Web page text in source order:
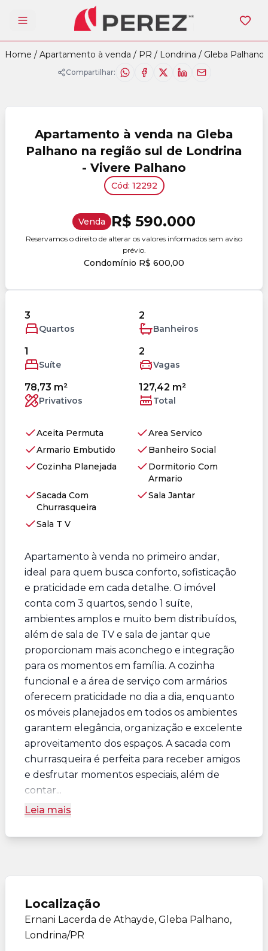
Abrir menu
Home / Apartamento à venda / PR / Londrina / Gleba Palhano
Compartilhar:
Apartamento à venda na Gleba
Palhano na região sul de Londrina
- Vivere Palhano
Cód: 12292
Venda R$ 590.000
Reservamos o direito de alterar os valores informados sem aviso
prévio.
Condomínio R$ 600,00
3
Quartos
2
Banheiros
1
Suíte
2
Vagas
78,73 m²
Privativos
127,42 m²
Total
Aceita Permuta
Area Servico
Armario Embutido
Banheiro Social
Cozinha Planejada
Dormitorio Com
Armario
Sacada Com
Churrasqueira
Sala Jantar
Sala T V
Apartamento à venda no primeiro andar,
ideal para quem busca conforto, sofisticação
e praticidade em cada detalhe. O imóvel
conta com 3 quartos, sendo 1 suíte,
ambientes amplos e muito bem distribuídos,
além de sala de TV e sala de jantar que
proporcionam mais aconchego e integração
para os momentos em família. A cozinha
funcional e a área de serviço com armários
oferecem praticidade no dia a dia, enquanto
os móveis planejados em todos os ambientes
garantem elegância, organização e excelente
aproveitamento dos espaços. A sacada com
churrasqueira é perfeita para receber amigos
e desfrutar momentos especiais, além de
contar...
Leia mais
Localização
Ernani Lacerda de Athayde, Gleba Palhano,
Londrina/PR